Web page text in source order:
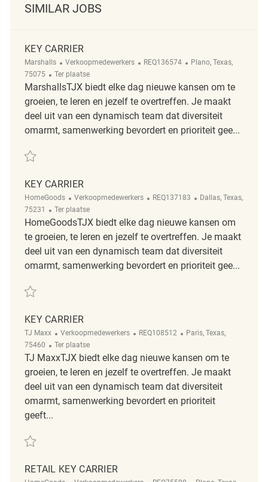
SIMILAR JOBS
KEY CARRIER
Marshalls Categorie
Verkoopmedewerkers ReqId
REQ136574 Plaats
Plano, Texas,
75075
Afgelegen
Ter plaatse
MarshallsTJX biedt elke dag nieuwe kansen om te
groeien, te leren en jezelf te overtreffen. Je maakt
deel uit van een dynamisch team dat diversiteit
omarmt, samenwerking bevordert en prioriteit gee...
Redden Key Carrier REQ136574
KEY CARRIER
HomeGoods Categorie
Verkoopmedewerkers ReqId
REQ137183 Plaats
Dallas, Texas,
75231
Afgelegen
Ter plaatse
HomeGoodsTJX biedt elke dag nieuwe kansen om
te groeien, te leren en jezelf te overtreffen. Je maakt
deel uit van een dynamisch team dat diversiteit
omarmt, samenwerking bevordert en prioriteit gee...
Redden Key Carrier REQ137183
KEY CARRIER
TJ Maxx Categorie
Verkoopmedewerkers ReqId
REQ108512 Plaats
Paris, Texas,
75460
Afgelegen
Ter plaatse
TJ MaxxTJX biedt elke dag nieuwe kansen om te
groeien, te leren en jezelf te overtreffen. Je maakt
deel uit van een dynamisch team dat diversiteit
omarmt, samenwerking bevordert en prioriteit
geeft...
Redden Key Carrier REQ108512
RETAIL KEY CARRIER